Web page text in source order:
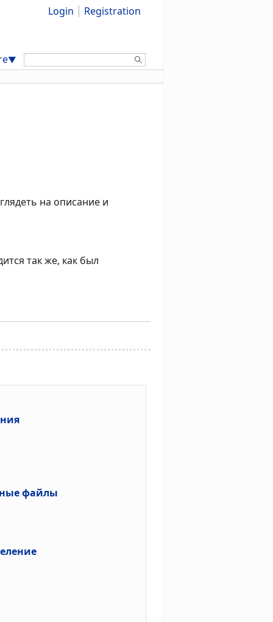
Login Registration
▼
на описание и
так же, как был
файлы